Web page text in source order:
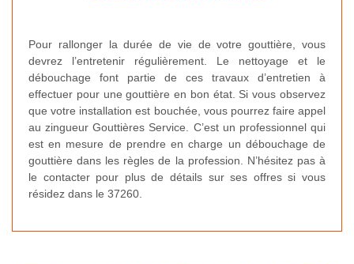
Pour rallonger la durée de vie de votre gouttière, vous
devrez l’entretenir régulièrement. Le nettoyage et le
débouchage font partie de ces travaux d’entretien à
effectuer pour une gouttière en bon état. Si vous observez
que votre installation est bouchée, vous pourrez faire appel
au zingueur Gouttières Service. C’est un professionnel qui
est en mesure de prendre en charge un débouchage de
gouttière dans les règles de la profession. N’hésitez pas à
le contacter pour plus de détails sur ses offres si vous
résidez dans le 37260.